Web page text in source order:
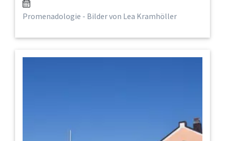
Promenadologie - Bilder von Lea Kramhöller